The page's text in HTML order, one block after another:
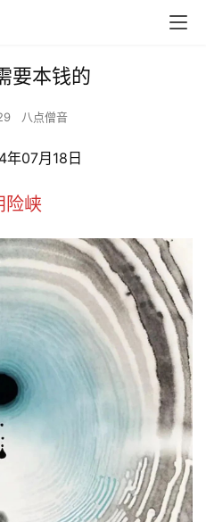
要本钱的
八点僧音
07月18日
险峡